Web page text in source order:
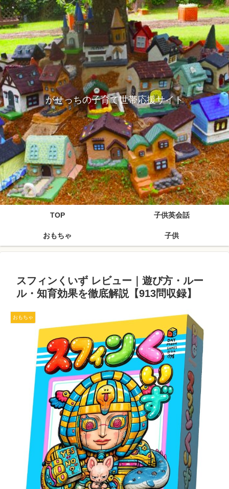
がせっちの子育て世帯応援サイト
TOP 子供英会話
おもちゃ 子供
スフィンくいず レビュー｜遊び方・ルー
ル・知育効果を徹底解説【913問収録】
おもちゃ